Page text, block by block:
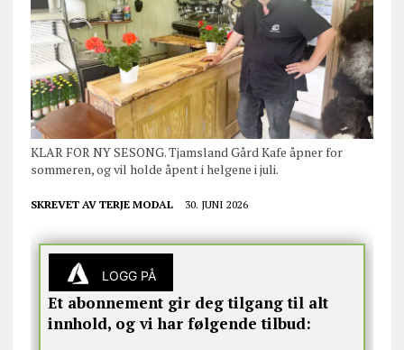
KLAR FOR NY SESONG. Tjamsland Gård Kafe åpner for
sommeren, og vil holde åpent i helgene i juli.
SKREVET AV TERJE MODAL 30. JUNI 2026
LOGG PÅ
Et abonnement gir deg tilgang til alt
innhold, og vi har følgende tilbud: